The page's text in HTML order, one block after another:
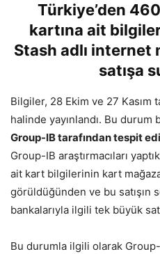
Türkiye’den
kartına ait
Stash adlı internet
satışa
Bilgiler, 28 Ekim ve 27 Kasım
halinde yayınlandı. Bu
Group-IB tarafından tespit
Group-IB araştırmacıları
ait kart bilgilerinin kart
görüldüğünden ve bu satışın
bankalarıyla ilgili tek büyük
Bu durumla ilgili olarak